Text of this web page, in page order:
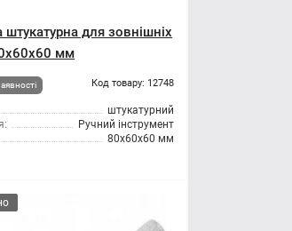
штукатурна для зовнішніх
мм
Код товару: 12748
штукатурний
Ручний інструмент
80x60x60 мм